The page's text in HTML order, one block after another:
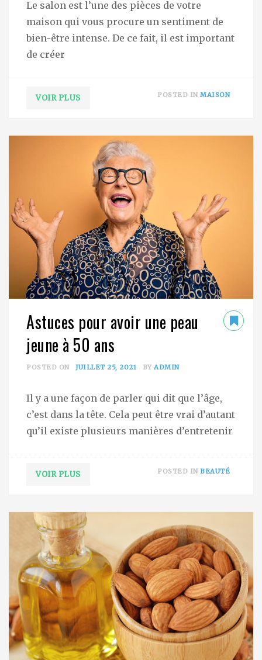
Le salon est l’une des pièces de votre
maison qui vous procure un sentiment de
bien-être intense. De ce fait, il est important
de créer
VOIR PLUS POSTED IN MAISON
Astuces pour avoir une peau
jeune à 50 ans
POSTED ON JUILLET 25, 2021 BY ADMIN
Il y a une façon de parler qui dit que l’âge,
c’est dans la tête. Cela peut être vrai d’autant
qu’il existe plusieurs manières d’entretenir
VOIR PLUS POSTED IN BEAUTÉ